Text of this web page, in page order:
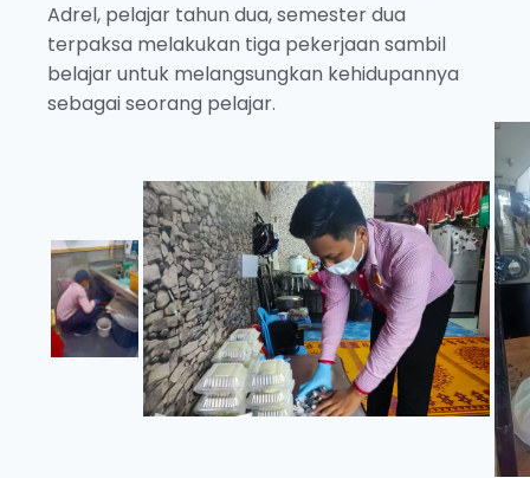
Adrel, pelajar tahun dua, semester dua
terpaksa melakukan tiga pekerjaan sambil
belajar untuk melangsungkan kehidupannya
sebagai seorang pelajar.